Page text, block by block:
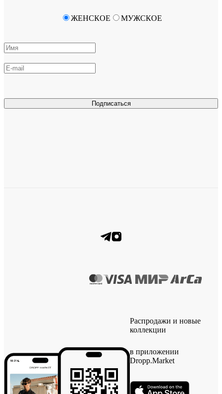
Подписаться
ЖЕНСКОЕ МУЖСКОЕ
Распродажи и новые
коллекции
в приложении
Dropp.Market